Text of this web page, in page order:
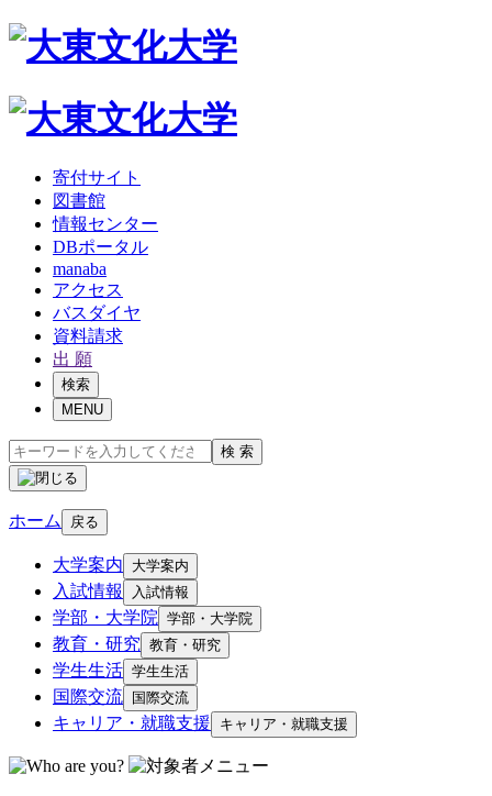
寄付サイト
図書館
情報センター
DBポータル
manaba
アクセス
バスダイヤ
資料請求
出 願
検索
MENU
検 索
ホーム 戻る
大学案内 大学案内
入試情報 入試情報
学部・大学院 学部・大学院
教育・研究 教育・研究
学生生活 学生生活
国際交流 国際交流
キャリア・就職支援 キャリア・就職支援